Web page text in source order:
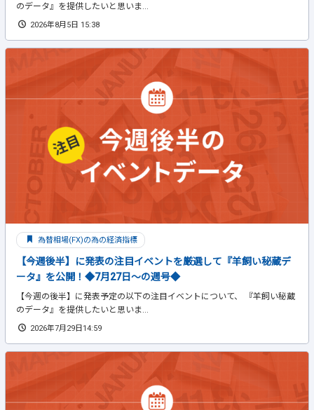
のデータ』を提供したいと思いま...
2026年8月5日 15:38
為替相場(FX)の為の経済指標
【今週後半】に発表の注目イベントを厳選して『羊飼い秘蔵デ
ータ』を公開！◆7月27日～の週号◆
【今週の後半】に発表予定の以下の注目イベントについて、 『羊飼い秘蔵
のデータ』を提供したいと思いま...
2026年7月29日14:59